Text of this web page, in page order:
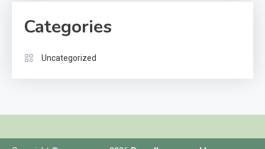
Categories
Uncategorized